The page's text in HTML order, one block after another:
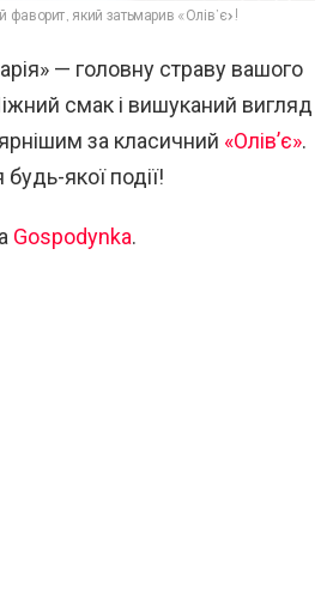
фаворит, який затьмарив «Олів’є»!
— головну страву вашого
смак і вишуканий вигляд
за класичний «Олів’є».
якої події!
Gospodynka.